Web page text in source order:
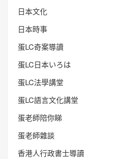
日本文化
日本時事
蛋LC奇案導讀
蛋LC日本いろは
蛋LC法學講堂
蛋LC語言文化講堂
蛋老師陪你睇
蛋老師雜談
香港人行政書士導讀